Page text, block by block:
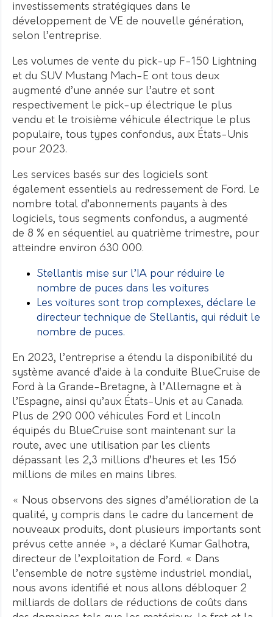
investissements stratégiques dans le
développement de VE de nouvelle génération,
selon l’entreprise.
Les volumes de vente du pick-up F-150 Lightning
et du SUV Mustang Mach-E ont tous deux
augmenté d’une année sur l’autre et sont
respectivement le pick-up électrique le plus
vendu et le troisième véhicule électrique le plus
populaire, tous types confondus, aux États-Unis
pour 2023.
Les services basés sur des logiciels sont
également essentiels au redressement de Ford. Le
nombre total d’abonnements payants à des
logiciels, tous segments confondus, a augmenté
de 8 % en séquentiel au quatrième trimestre, pour
atteindre environ 630 000.
Stellantis mise sur l’IA pour réduire le
nombre de puces dans les voitures
Les voitures sont trop complexes, déclare le
directeur technique de Stellantis, qui réduit le
nombre de puces.
En 2023, l’entreprise a étendu la disponibilité du
système avancé d’aide à la conduite BlueCruise de
Ford à la Grande-Bretagne, à l’Allemagne et à
l’Espagne, ainsi qu’aux États-Unis et au Canada.
Plus de 290 000 véhicules Ford et Lincoln
équipés du BlueCruise sont maintenant sur la
route, avec une utilisation par les clients
dépassant les 2,3 millions d’heures et les 156
millions de miles en mains libres.
« Nous observons des signes d’amélioration de la
qualité, y compris dans le cadre du lancement de
nouveaux produits, dont plusieurs importants sont
prévus cette année », a déclaré Kumar Galhotra,
directeur de l’exploitation de Ford. « Dans
l’ensemble de notre système industriel mondial,
nous avons identifié et nous allons débloquer 2
milliards de dollars de réductions de coûts dans